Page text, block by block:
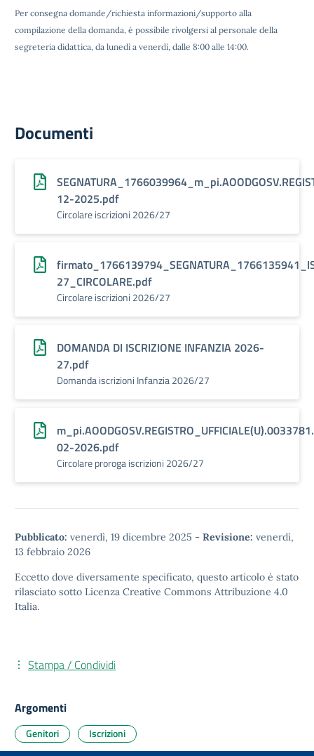
Per consegna domande/richiesta informazioni/supporto alla
compilazione della domanda, è possibile rivolgersi al personale della
segreteria didattica, da lunedì a venerdì, dalle 8:00 alle 14:00.
Documenti
12-2025.pdf
Circolare iscrizioni 2026/27
27_CIRCOLARE.pdf
Circolare iscrizioni 2026/27
DOMANDA DI ISCRIZIONE INFANZIA 2026-
27.pdf
Domanda iscrizioni Infanzia 2026/27
02-2026.pdf
Circolare proroga iscrizioni 2026/27
Pubblicato: venerdì, 19 dicembre 2025 - Revisione: venerdì,
13 febbraio 2026
Eccetto dove diversamente specificato, questo articolo è stato
rilasciato sotto Licenza Creative Commons Attribuzione 4.0
Italia.
Stampa / Condividi
Argomenti
Genitori Iscrizioni